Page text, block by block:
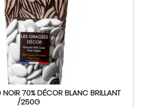
70% DÉCOR BLANC BRILLANT
/250G